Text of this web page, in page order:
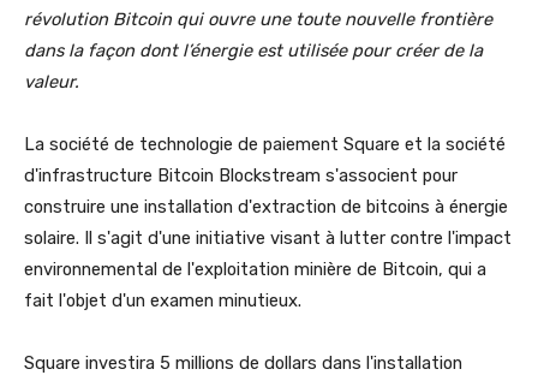
révolution Bitcoin qui ouvre une toute nouvelle frontière
dans la façon dont l’énergie est utilisée pour créer de la
valeur.
La société de technologie de paiement Square et la société
d'infrastructure Bitcoin Blockstream s'associent pour
construire une installation d'extraction de bitcoins à énergie
solaire. Il s'agit d'une initiative visant à lutter contre l'impact
environnemental de l'exploitation minière de Bitcoin, qui a
fait l'objet d'un examen minutieux.
Square investira 5 millions de dollars dans l'installation